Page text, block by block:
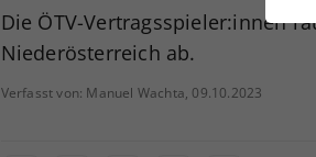
Die ÖTV-Vertragsspieler:innen
Niederösterreich ab.
Verfasst von: Manuel Wachta, 09.10.2023